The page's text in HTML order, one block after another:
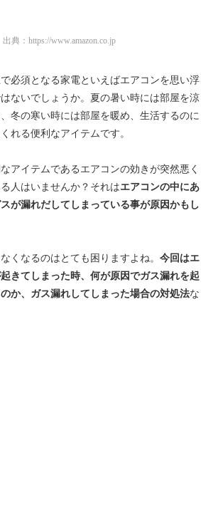
出典： https://www.amazon.co.jp
必須となる家電といえばエアコンを思い浮
ないでしょうか。夏の暑い時には部屋を涼
冬の寒い時には部屋を暖め、生活するのに
れる便利なアイテムです。
アイテムであるエアコンの効きが突然悪く
人はいませんか？それはエアコンの中にあ
が漏れだしてしまっている事が原因かもし
くなるのはとても困りますよね。 今回はエ
きてしまった時、何が原因でガス漏れを起
か、ガス漏れしてしまった場合の対処法な